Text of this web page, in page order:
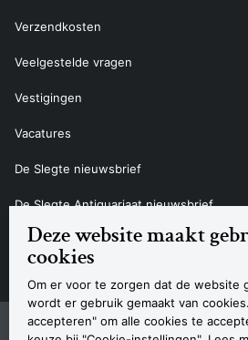
Deze website maakt
cookies
Om er voor te zorgen dat de website
wordt er gebruik gemaakt van
accepteren" om alle cookies te
Verzendkosten
Veelgestelde vragen
Vestigingen
Vacatures
De Slegte nieuwsbrief
De Slegte Antiquariaat nieuwsbrief
Contact
SitemapPrivacyverklaring Cookieverklaring
Contact